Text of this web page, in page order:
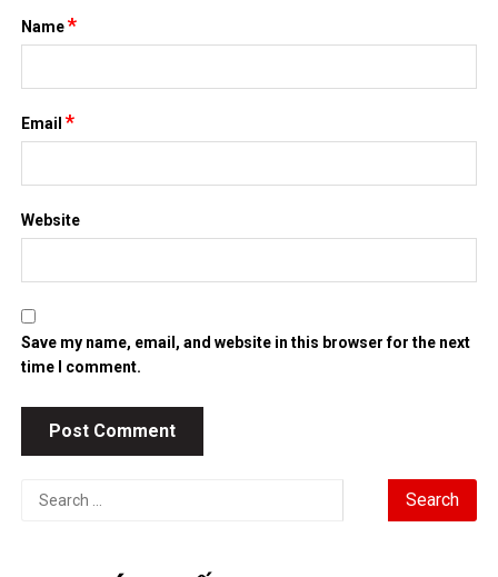
Name*
Email*
Website
Save my name, email, and website in this browser for the next
time I comment.
Search